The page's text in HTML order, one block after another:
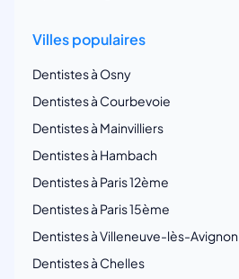
Villes populaires
Dentistes à Osny
Dentistes à Courbevoie
Dentistes à Mainvilliers
Dentistes à Hambach
Dentistes à Paris 12ème
Dentistes à Paris 15ème
Dentistes à Villeneuve-lès-Avignon
Dentistes à Chelles